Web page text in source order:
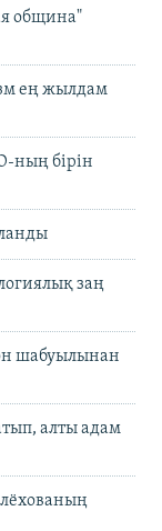
община"
ең жылдам
ның бірін
заң
шабуылынан
алты адам